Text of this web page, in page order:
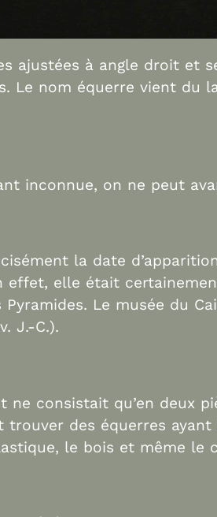
ajustées à angle droit et
Le nom équerre vient du
inconnue, on ne peut
la date
effet, elle était
Le musée du
J.-C.).
ne consistait qu’en deux
trouver des équerres
le bois et même le